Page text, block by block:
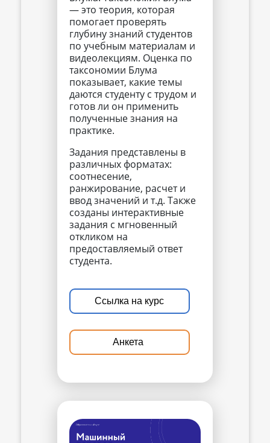
— это теория, которая
помогает проверять
глубину знаний студентов
по учебным материалам и
видеолекциям. Оценка по
таксономии Блума
показывает, какие темы
даются студенту с трудом и
готов ли он применить
полученные знания на
практике.
Задания представлены в
различных форматах:
соотнесение,
ранжирование, расчет и
ввод значений и т.д. Также
созданы интерактивные
задания с мгновенный
откликом на
предоставляемый ответ
студента.
Ссылка на курс
Анкета